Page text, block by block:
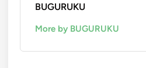
BUGURUKU
More by BUGURUKU